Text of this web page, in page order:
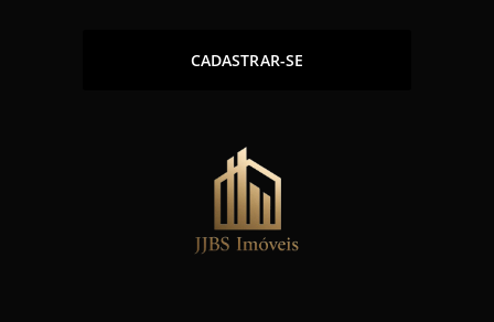
CADASTRAR-SE